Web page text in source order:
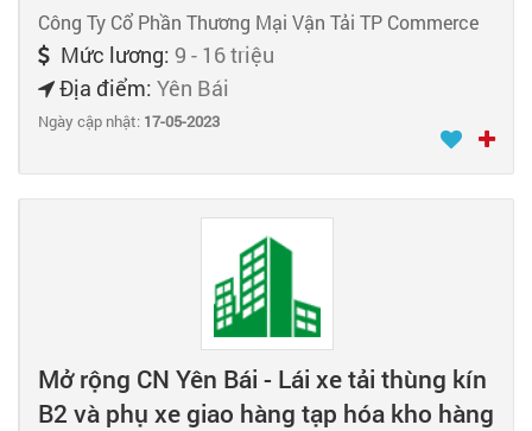
Công Ty Cổ Phần Thương Mại Vận Tải TP Commerce
Mức lương: 9 - 16 triệu
Địa điểm: Yên Bái
Ngày cập nhật: 17-05-2023
Mở rộng CN Yên Bái - Lái xe tải thùng kín
B2 và phụ xe giao hàng tạp hóa kho hàng